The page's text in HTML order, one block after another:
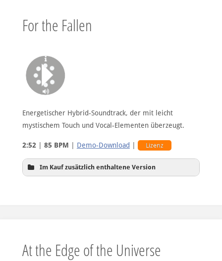
For the Fallen
Energetischer Hybrid-Soundtrack, der mit leicht
mystischem Touch und Vocal-Elementen überzeugt.
2:52| 85 BPM Demo-Download Lizenz
Im Kauf zusätzlich enthaltene Version
Elementen
At the Edge of the Universe